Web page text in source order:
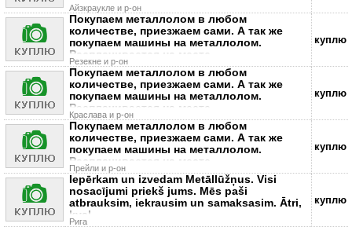
Айзкраукле и р-он
Покупаем металлолом в любом
количестве, приезжаем сами. А так же
покупаем машины на металлолом.
Расплачивается на месте
Резекне и р-он
куплю
Покупаем металлолом в любом
количестве, приезжаем сами. А так же
покупаем машины на металлолом.
Расплачивается на месте
Краславa и р-он
куплю
Покупаем металлолом в любом
количестве, приезжаем сами. А так же
покупаем машины на металлолом.
Расплачивается на месте
Прейли и р-он
куплю
Iepērkam un izvedam Metāllūžņus. Visi
nosacījumi priekš jums. Mēs paši
atbrauksim, iekrausim un samaksasim. Ātri,
kval
Рига
куплю